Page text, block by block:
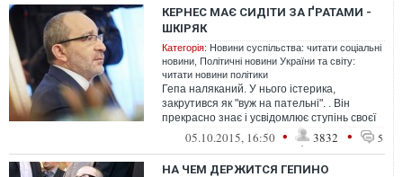
КЕРНЕС МАЄ СИДІТИ ЗА ҐРАТАМИ -
ШКІРЯК
Категорія: Новини суспільства: читати соціальні
новини Політичні новини України та світу:
читати новини політики
Гепа наляканий. У нього істерика,
закрутився як "вуж на пательні". . Він
прекрасно знає і усвідомлює ступінь своєї
провини у скоєних ним злочинах. Від...
05.10.2015, 16:50 • 3832 • 5
НА ЧЕМ ДЕРЖИТСЯ ГЕПИНО